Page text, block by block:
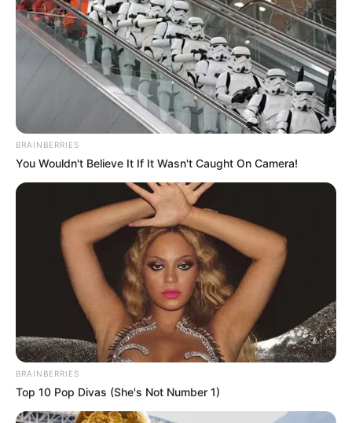
BRAINBERRIES
You Wouldn't Believe It If It Wasn't Caught On Camera!
BRAINBERRIES
Top 10 Pop Divas (She's Not Number 1)